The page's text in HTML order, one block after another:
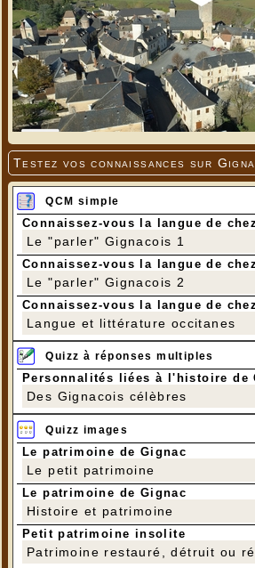
Testez vos connaissances sur
QCM simple
Connaissez-vous la langue de
Le "parler" Gignacois 1
Connaissez-vous la langue de
Le "parler" Gignacois 2
Connaissez-vous la langue de
Langue et littérature occitanes
Quizz à réponses multiples
Personnalités liées à l'histoire de
Des Gignacois célèbres
Quizz images
Le patrimoine de Gignac
Le petit patrimoine
Le patrimoine de Gignac
Histoire et patrimoine
Petit patrimoine insolite
Patrimoine restauré, détruit ou